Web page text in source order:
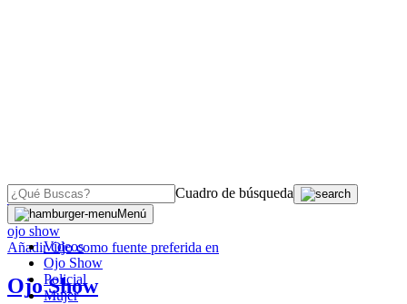
Cuadro de búsqueda
Menú
Videos
Ojo Show
Policial
Mujer
OJO
ojo show
AñadirOjocomo fuente preferida en
Ojo Show